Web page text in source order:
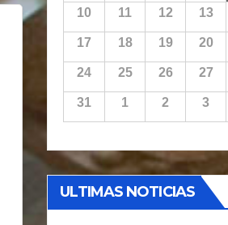
10 11 12 13
17 18 19 20
24 25 26 27
31 1 2 3
ULTIMAS NOTICIAS